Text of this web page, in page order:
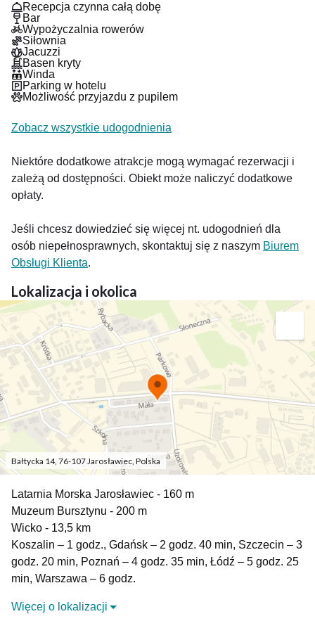
Recepcja czynna całą dobę
Bar
Wypożyczalnia rowerów
Siłownia
Jacuzzi
Basen kryty
Winda
Parking w hotelu
Możliwość przyjazdu z pupilem
Zobacz wszystkie udogodnienia
Niektóre dodatkowe atrakcje mogą wymagać rezerwacji i
zależą od dostępności. Obiekt może naliczyć dodatkowe
opłaty.
Jeśli chcesz dowiedzieć się więcej nt. udogodnień dla
osób niepełnosprawnych, skontaktuj się z naszym Biurem
Obsługi Klienta.
Lokalizacja i okolica
Bałtycka 14, 76-107 Jarosławiec, Polska
Latarnia Morska Jarosławiec - 160 m
Muzeum Bursztynu - 200 m
Wicko - 13,5 km
Koszalin – 1 godz., Gdańsk – 2 godz. 40 min, Szczecin – 3
godz. 20 min, Poznań – 4 godz. 35 min, Łódź – 5 godz. 25
min, Warszawa – 6 godz.
Więcej o lokalizacji